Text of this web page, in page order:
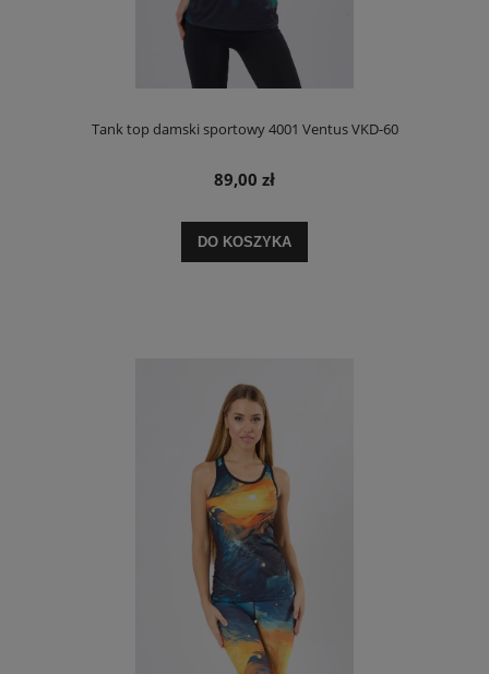
Tank top damski sportowy 4001 Ventus VKD-60
89,00 zł
DO KOSZYKA